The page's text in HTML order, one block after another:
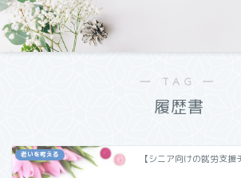
― TAG ―
履歴書
老いを考える 【シニア向けの就労支援